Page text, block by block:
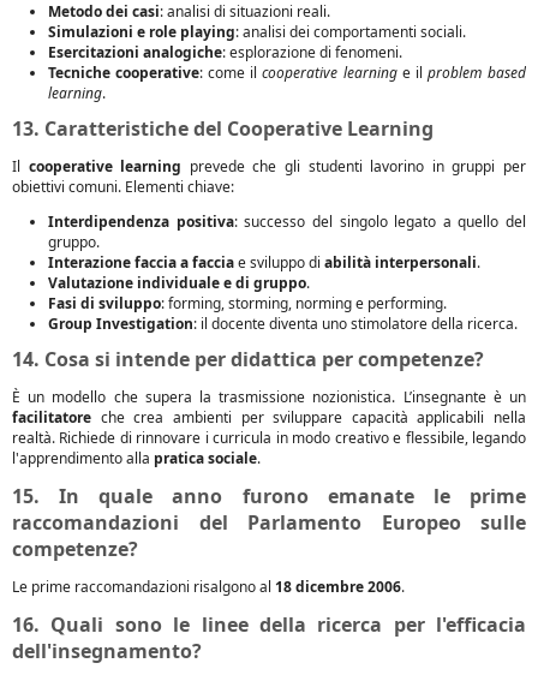
Metodo dei casi: analisi di situazioni reali.
Simulazioni e role playing: analisi dei comportamenti sociali.
Esercitazioni analogiche: esplorazione di fenomeni.
Tecniche cooperative: come ilcooperative learninge il problem based
learning.
13. Caratteristiche del Cooperative Learning
Il cooperative learning prevede che gli studenti lavorino in gruppi per
obiettivi comuni. Elementi chiave:
Interdipendenza positiva: successo del singolo legato a quello del
gruppo.
Interazione faccia a facciae sviluppo di abilità interpersonali.
Valutazione individuale e di gruppo.
Fasi di sviluppo: forming, storming, norming e performing.
Group Investigation: il docente diventa uno stimolatore della ricerca.
14. Cosa si intende per didattica per competenze?
È un modello che supera la trasmissione nozionistica. L’insegnante è un
facilitatore che crea ambienti per sviluppare capacità applicabili nella
realtà. Richiede di rinnovare i curricula in modo creativo e flessibile, legando
l'apprendimento alla pratica sociale.
15. In quale anno furono emanate le prime
raccomandazioni del Parlamento Europeo sulle
competenze?
Le prime raccomandazioni risalgono al 18 dicembre 2006.
16. Quali sono le linee della ricerca per l'efficacia
dell'insegnamento?